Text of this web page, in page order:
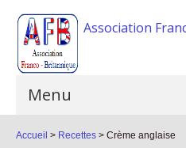
Association
Menu
Accueil
Accueil > Recettes > Crème anglaise